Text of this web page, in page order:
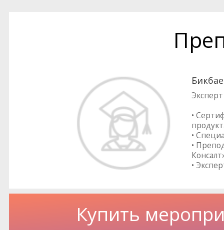
•
•
•
•
Купить